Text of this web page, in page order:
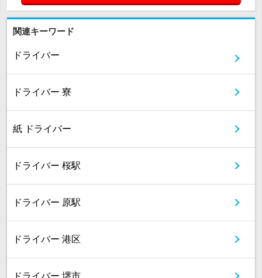
関連キーワード
ドライバー
ドライバー 寮
紙 ドライバー
ドライバー 桜駅
ドライバー 原駅
ドライバー 港区
ドライバー 堺市